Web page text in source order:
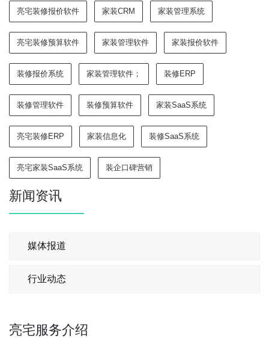
亮宅装修报价软件 家装CRM 家装管理系统
亮宅装修预算软件 家装管理软件 家装报价软件
装修报价系统 家装管理软件； 装修ERP
装修管理软件 装修预算软件 家装SaaS系统
亮宅装修ERP 家装信息化 装修SaaS系统
亮宅家装SaaS系统 装企口碑营销
新闻资讯
媒体报道
行业动态
亮宅服务介绍